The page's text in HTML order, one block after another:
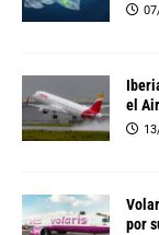
el
por